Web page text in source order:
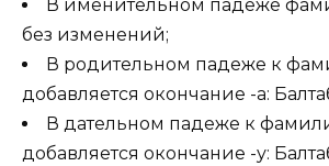
В именительном падеже
без изменений;
В родительном падеже к
добавляется окончание -а:
В дательном падеже к
добавляется окончание -у: